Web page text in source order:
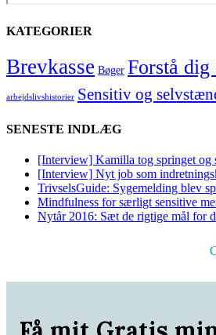
KATEGORIER
Brevkasse Bøger Forstå dig
arbejdslivshistorier Sensitiv og
SENESTE INDLÆG
[Interview] Kamilla tog springet og
[Interview] Nyt job som
TrivselsGuide: Sygemelding blev
Mindfulness for særligt sensitive
Nytår 2016: Sæt de rigtige mål for